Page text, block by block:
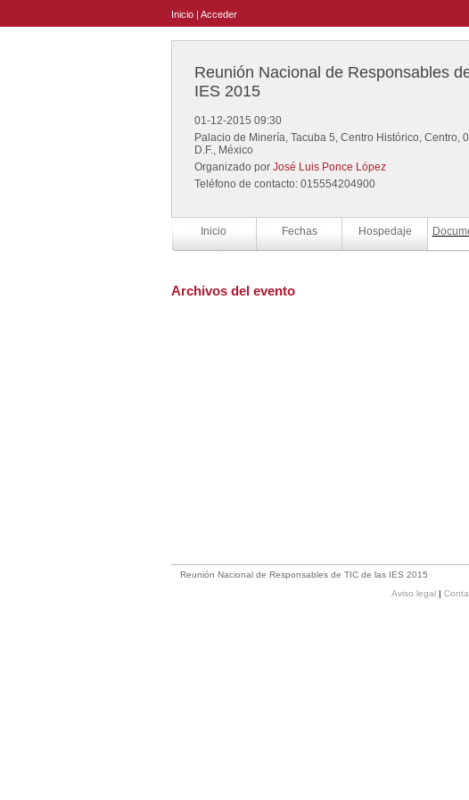
Inicio | Acceder
Reunión Nacional de Responsables
IES 2015
01-12-2015 09:30
Palacio de Minería, Tacuba 5, Centro Histórico, Centro,
D.F., México
Organizado por José Luis Ponce López
Teléfono de contacto: 015554204900
Inicio Fechas Hospedaje
Archivos del evento
Reunión Nacional de Responsables de TIC de las IES 2015
Aviso legal |